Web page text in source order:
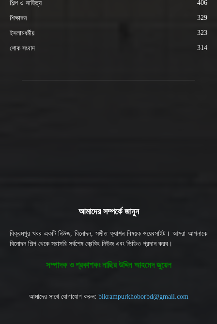
শিল্প ও সাহিত্য 406
শিক্ষাঙ্গন 329
ইসলামধর্মীয় 323
শোক সংবাদ 314
আমাদের সম্পর্কে জানুন
বিক্রমপুর খবর একটি নিউজ, বিনোদন, সঙ্গীত ফ্যাশন বিষয়ক ওয়েবসাইট। আমরা আপনাকে
বিনোদন শিল্প থেকে সরাসরি সর্বশেষ ব্রেকিং নিউজ এবং ভিডিও প্রদান করব।
সম্পাদক ও প্রকাশকঃ নাছির উদ্দিন আহমেদ জুয়েল
আমাদের সাথে যোগাযোগ করুন: bikrampurkhoborbd@gmail.com